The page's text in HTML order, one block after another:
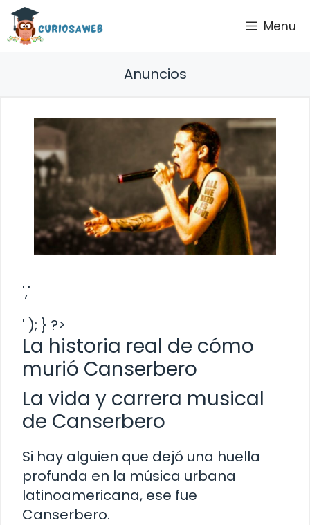
Saltar
contenido
Menu
Anuncios
','
' ); } ?>
La historia real de cómo
murió Canserbero
La vida y carrera musical
de Canserbero
Si hay alguien que dejó una huella
profunda en la música urbana
latinoamericana, ese fue
Canserbero.